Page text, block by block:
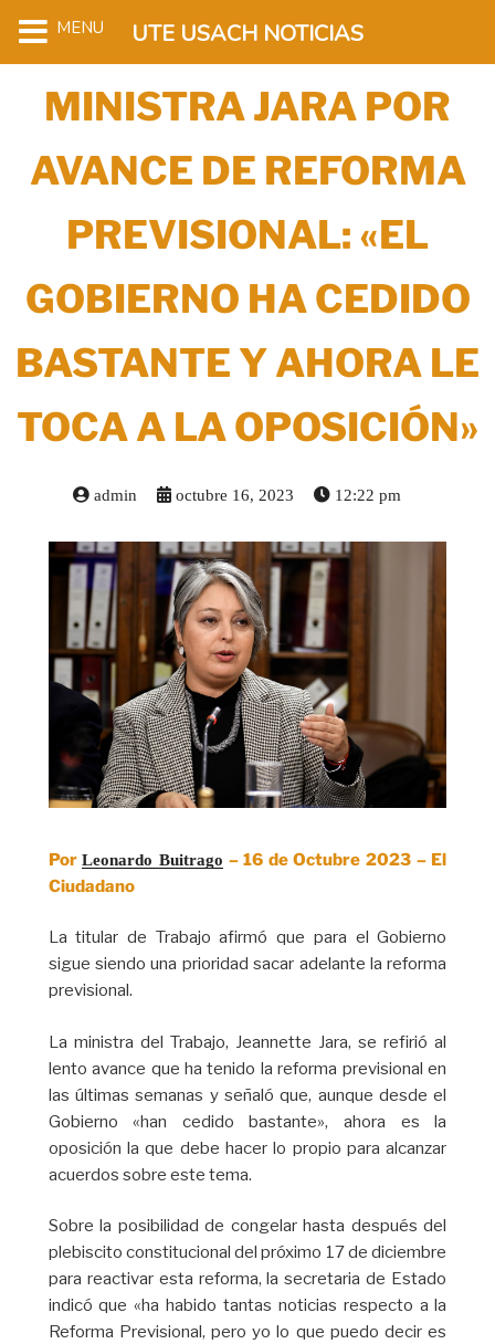
MINISTRA JARA POR
AVANCE DE REFORMA
PREVISIONAL: «EL
GOBIERNO HA CEDIDO
BASTANTE Y AHORA LE
TOCA A LA OPOSICIÓN»
admin octubre 16, 2023 12:22 pm
PorLeonardo Buitrago – 16 de Octubre 2023 – El
Ciudadano
La titular de Trabajo afirmó que para el Gobierno
sigue siendo una prioridad sacar adelante la reforma
previsional.
La ministra del Trabajo, Jeannette Jara, se refirió al
lento avance que ha tenido la reforma previsional en
las últimas semanas y señaló que, aunque desde el
Gobierno «han cedido bastante», ahora es la
oposición la que debe hacer lo propio para alcanzar
acuerdos sobre este tema.
Sobre la posibilidad de congelar hasta después del
plebiscito constitucional del próximo 17 de diciembre
para reactivar esta reforma, la secretaria de Estado
indicó que «ha habido tantas noticias respecto a la
Reforma Previsional, pero yo lo que puedo decir es
MENU UTE USACH NOTICIAS